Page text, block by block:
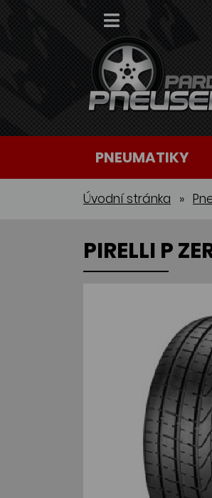
PNEUMATIKY
Úvodní stránka »
PIRELLI P